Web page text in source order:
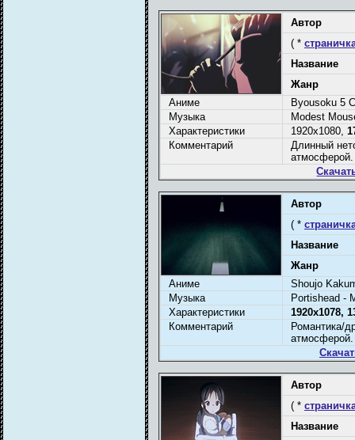
Автор
( *
Название
Жанр
Аниме
Byousoku 5
Музыка
Modest
Характеристики
1920x1080,
Комментарий
Длинный
атмосферой.
Автор
( *
Название
Жанр
Аниме
Shoujo
Музыка
Portishead -
Характеристики
1920x1078,
Комментарий
Романтика/
атмосферой.
Автор
( *
Название